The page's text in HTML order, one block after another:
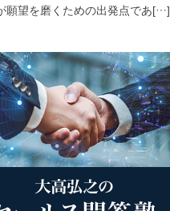
願望を磨くための出発点であ[…]